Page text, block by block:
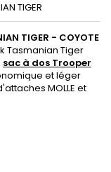
TIGER
TIGER - COYOTE
Tasmanian Tiger
sac à dos Trooper
et léger
MOLLE et